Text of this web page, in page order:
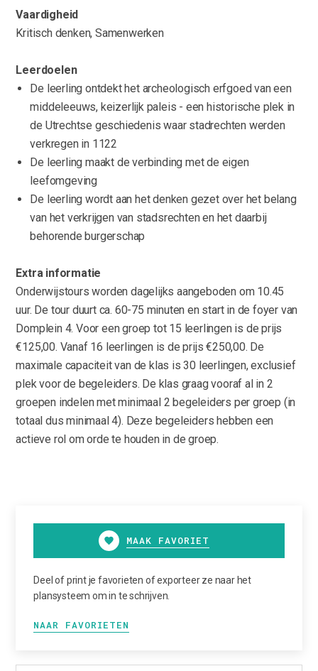
Vaardigheid
Kritisch denken, Samenwerken
Leerdoelen
De leerling ontdekt het archeologisch erfgoed van een
middeleeuws, keizerlijk paleis - een historische plek in
de Utrechtse geschiedenis waar stadrechten werden
verkregen in 1122
De leerling maakt de verbinding met de eigen
leefomgeving
De leerling wordt aan het denken gezet over het belang
van het verkrijgen van stadsrechten en het daarbij
behorende burgerschap
Extra informatie
Onderwijstours worden dagelijks aangeboden om 10.45
uur. De tour duurt ca. 60-75 minuten en start in de foyer van
Domplein 4. Voor een groep tot 15 leerlingen is de prijs
€125,00. Vanaf 16 leerlingen is de prijs €250,00. De
maximale capaciteit van de klas is 30 leerlingen, exclusief
plek voor de begeleiders. De klas graag vooraf al in 2
groepen indelen met minimaal 2 begeleiders per groep (in
totaal dus minimaal 4). Deze begeleiders hebben een
actieve rol om orde te houden in de groep.
MAAK FAVORIET
Deel of print je favorieten of exporteer ze naar het
plansysteem om in te schrijven.
NAAR FAVORIETEN